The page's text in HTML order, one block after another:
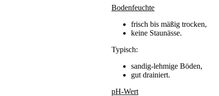
Bodenfeuchte
frisch bis mäßig trocken,
keine Staunässe.
Typisch:
sandig-lehmige Böden,
gut drainiert.
pH-Wert